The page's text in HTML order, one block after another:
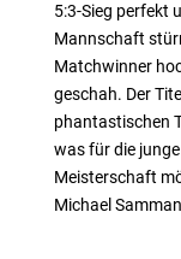
5:3-Sieg perfekt
Mannschaft
Matchwinner
geschah. Der
phantastischen
was für die
Meisterschaft
Michael Samman